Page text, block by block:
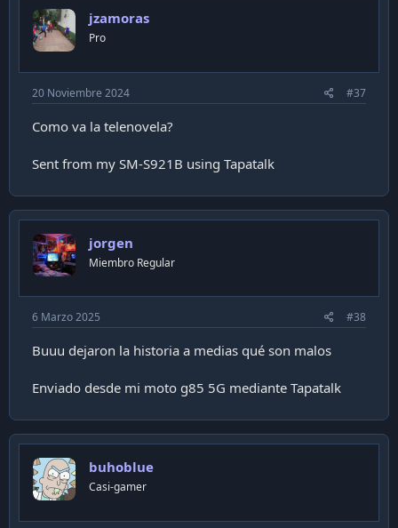
jzamoras
Pro
20 Noviembre 2024 #37
Como va la telenovela?
Sent from my SM-S921B using Tapatalk
jorgen
Miembro Regular
6 Marzo 2025 #38
Buuu dejaron la historia a medias qué son malos
Enviado desde mi moto g85 5G mediante Tapatalk
buhoblue
Casi-gamer